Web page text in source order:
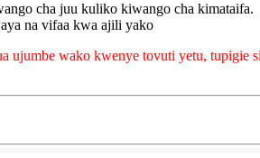
cha juu kuliko kiwango cha kimataifa.
na vifaa kwa ajili yako
ujumbe wako kwenye tovuti yetu, tupigie